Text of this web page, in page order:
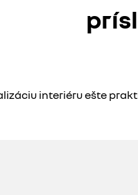
interiéru ešte